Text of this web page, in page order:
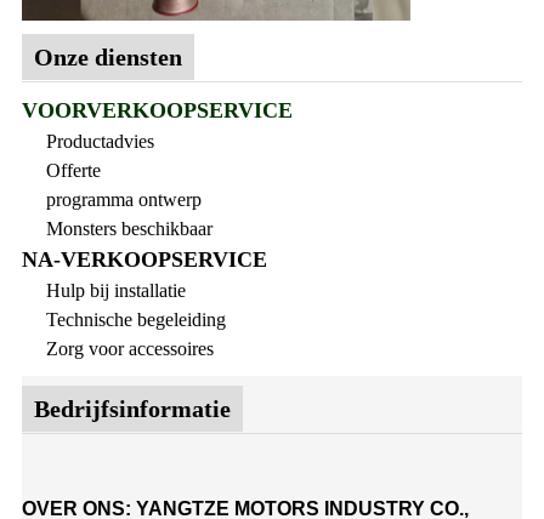
Onze diensten
VOORVERKOOPSERVICE
Productadvies
Offerte
programma ontwerp
Monsters beschikbaar
NA-VERKOOPSERVICE
Hulp bij installatie
Technische begeleiding
Zorg voor accessoires
Bedrijfsinformatie
OVER ONS: YANGTZE MOTORS INDUSTRY CO.,